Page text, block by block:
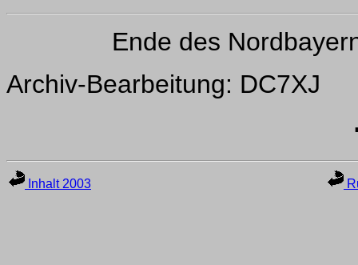
Ende des
Archiv-Bearbeitung: DC7XJ
Inhalt 2003